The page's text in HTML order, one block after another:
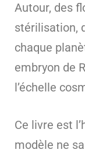
Autour, des
stérilisation,
chaque
embryon de
l’échelle
Ce livre est
modèle ne